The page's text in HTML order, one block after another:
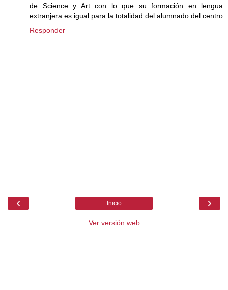
de Science y Art con lo que su formación en lengua
extranjera es igual para la totalidad del alumnado del centro
Responder
‹ ›
Inicio
Ver versión web